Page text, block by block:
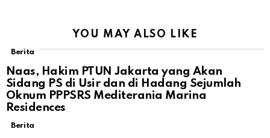
YOU MAY ALSO LIKE
Berita
Naas, Hakim PTUN Jakarta yang Akan
Sidang PS di Usir dan di Hadang Sejumlah
Oknum PPPSRS Mediterania Marina
Residences
Berita